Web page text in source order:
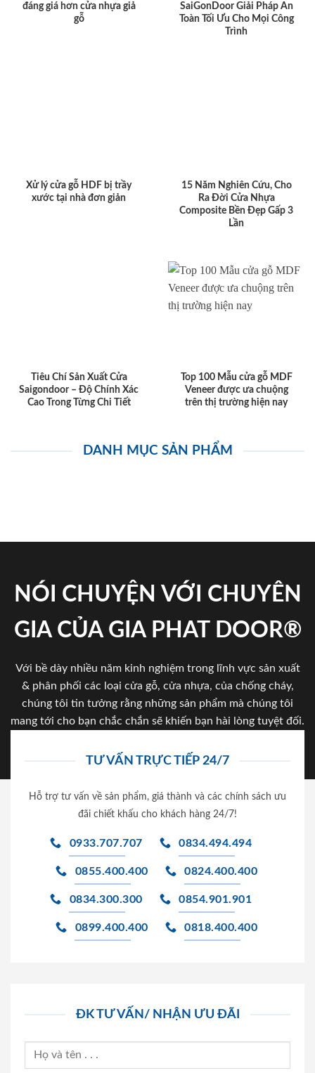
đáng giá hơn cửa nhựa giả
gỗ
SaiGonDoor Giải Pháp An
Toàn Tối Ưu Cho Mọi Công
Trình
Xử lý cửa gỗ HDF bị trầy
xước tại nhà đơn giản
15 Năm Nghiên Cứu, Cho
Ra Đời Cửa Nhựa
Composite Bền Đẹp Gấp 3
Lần
Tiêu Chí Sản Xuất Cửa
Saigondoor – Độ Chính Xác
Cao Trong Từng Chi Tiết
Top 100 Mẫu cửa gỗ MDF
Veneer được ưa chuộng
trên thị trường hiện nay
DANH MỤC SẢN PHẨM
NÓI CHUYỆN VỚI CHUYÊN
GIA CỦA GIA PHAT DOOR®
Với bề dày nhiều năm kinh nghiệm trong lĩnh vực sản xuất
& phân phối các loại cửa gỗ, cửa nhựa, của chống cháy,
chúng tôi tin tưởng rằng những sản phẩm mà chúng tôi
mang tới cho bạn chắc chắn sẽ khiến bạn hài lòng tuyệt đối.
TƯ VẤN TRỰC TIẾP 24/7
Hỗ trợ tư vấn về sản phẩm, giá thành và các chính sách ưu
đãi chiết khấu cho khách hàng 24/7!
0933.707.707 0834.494.494
0855.400.400 0824.400.400
0834.300.300 0854.901.901
0899.400.400 0818.400.400
ĐK TƯ VẤN/ NHẬN ƯU ĐÃI